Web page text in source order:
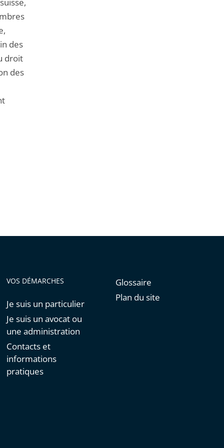
des
droit
des
VOS DÉMARCHES
Je suis un particulier
Je suis un avocat ou
une administration
Contacts et
informations
pratiques
Glossaire
Plan du site